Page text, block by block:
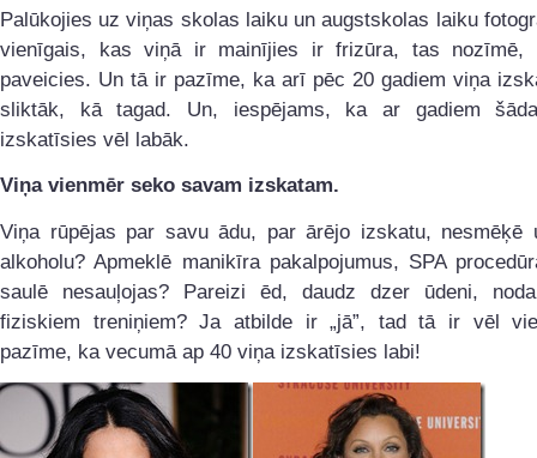
Palūkojies uz viņas skolas laiku un augstskolas laiku
vienīgais, kas viņā ir mainījies ir frizūra, tas
paveicies. Un tā ir pazīme, ka arī pēc 20 gadiem viņa
sliktāk, kā tagad. Un, iespējams, ka ar gadiem
izskatīsies vēl labāk.
Viņa vienmēr seko savam izskatam.
Viņa rūpējas par savu ādu, par ārējo izskatu, nesmēķē
alkoholu? Apmeklē manikīra pakalpojumus, SPA
saulē nesauļojas? Pareizi ēd, daudz dzer ūdeni,
fiziskiem treniņiem? Ja atbilde ir „jā”, tad tā ir vēl
pazīme, ka vecumā ap 40 viņa izskatīsies labi!